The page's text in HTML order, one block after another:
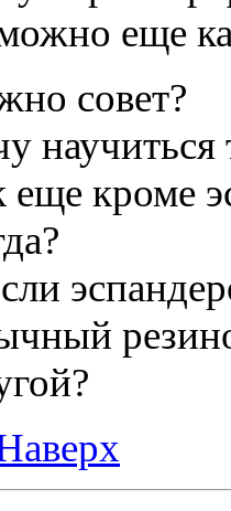
еще
совет?
еще кроме